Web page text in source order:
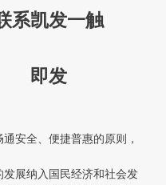
系凯发一触
即发
安全、便捷普惠的原则，
展纳入国民经济和社会发